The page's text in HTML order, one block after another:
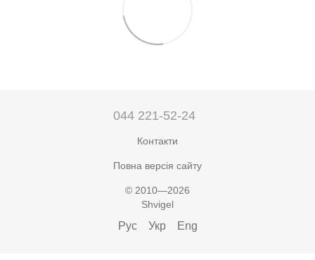
044 221-52-24
Контакти
Повна версія сайту
© 2010—2026
Shvigel
Рус Укр Eng